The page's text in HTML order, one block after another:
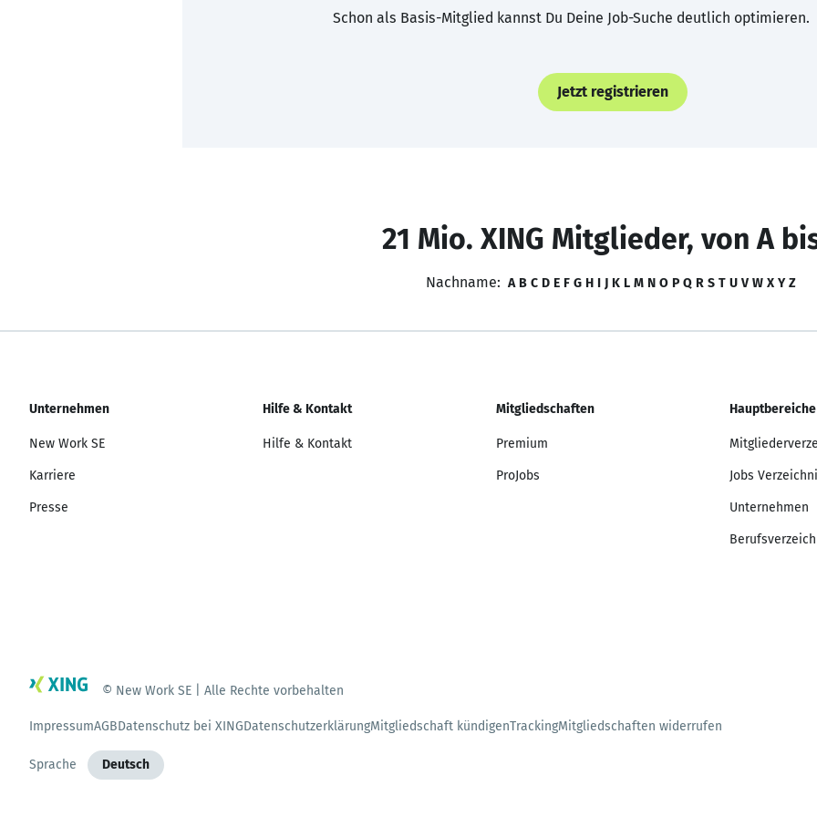
Schon als Basis-Mitglied kannst Du Deine Job-Suche deutlich optimieren.
Jetzt registrieren
21 Mio. XING Mitglieder, von A
Nachname: A B C D E F G H I J K L M N O P Q R S T U V W X Y Z
Unternehmen
New Work SE
Karriere
Presse
Hilfe & Kontakt
Hilfe & Kontakt
Mitgliedschaften
Premium
ProJobs
Hauptbereiche
Jobs
Unternehmen
© New Work SE | Alle Rechte vorbehalten
ImpressumAGBDatenschutz bei XINGDatenschutzerklärungMitgliedschaft kündigenTrackingMitgliedschaften widerrufen
Sprache Deutsch